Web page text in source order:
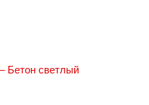
Бетон светлый